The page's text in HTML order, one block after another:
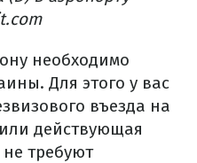
необходимо
Для этого у вас
въезда на
действующая
требуют